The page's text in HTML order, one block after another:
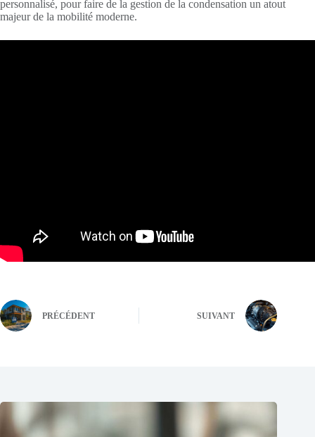
personnalisé, pour faire de la gestion de la condensation un atout
majeur de la mobilité moderne.
PRÉCÉDENT SUIVANT